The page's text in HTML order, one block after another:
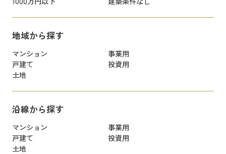
地域から探す
マンション
事業用
戸建て
投資用
土地
沿線から探す
マンション
事業用
戸建て
投資用
土地